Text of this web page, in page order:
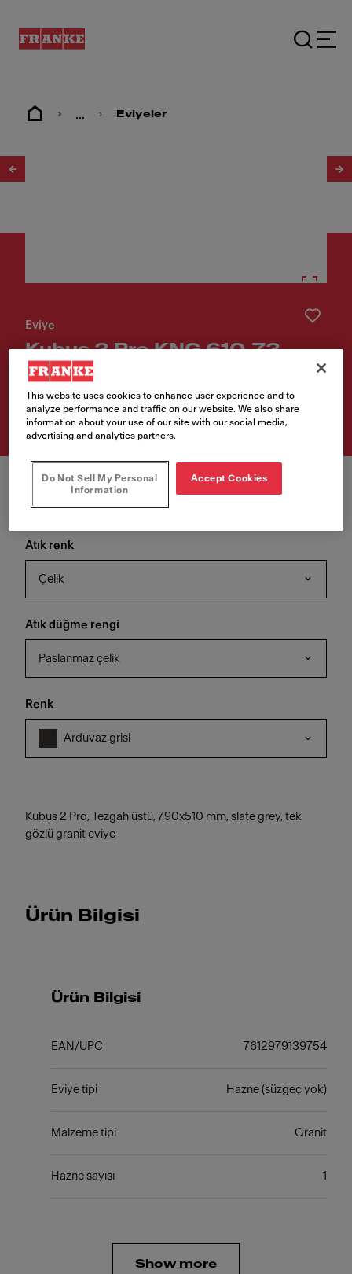
... Eviyeler
Eviye
Kubus 2 Pro KNG 610-73
Ürün Kodu
114.0751.861
Atık renk
Çelik
Atık düğme rengi
Paslanmaz çelik
Renk
Arduvaz grisi
Kubus 2 Pro, Tezgah üstü, 790x510 mm, slate grey, tek
gözlü granit eviye
Ürün Bilgisi
Ürün Bilgisi
EAN/UPC 7612979139754
Eviye tipi Hazne (süzgeç yok)
Malzeme tipi Granit
Hazne sayısı 1
Show more
This website uses cookies to enhance user experience and to
analyze performance and traffic on our website. We also share
information about your use of our site with our social media,
advertising and analytics partners.
Do Not Sell My Personal
Information
Accept Cookies